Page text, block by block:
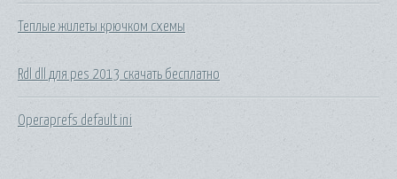
Теплые жилеты крючком схемы
Rdl dll для pes 2013 скачать бесплатно
Operaprefs default ini